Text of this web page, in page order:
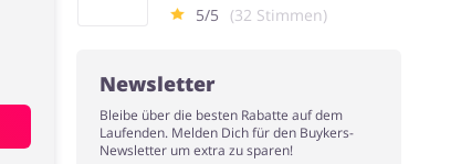
5/5 (32 Stimmen)
Newsletter
Bleibe über die besten Rabatte auf dem
Laufenden. Melden Dich für den Buykers-
Newsletter um extra zu sparen!